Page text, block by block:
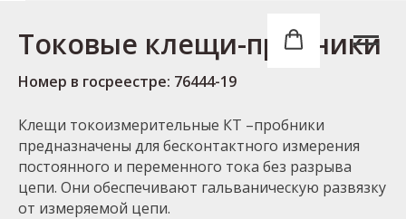
Токовые клещи-пробники
Номер в госреестре: 76444-19
Клещи токоизмерительные КТ –пробники
предназначены для бесконтактного измерения
постоянного и переменного тока без разрыва
цепи. Они обеспечивают гальваническую развязку
от измеряемой цепи.